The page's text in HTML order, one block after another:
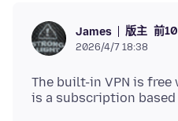
James 版主 前
2026/4/7 18:38
The built-in VPN is free